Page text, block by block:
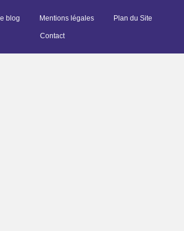
blog Mentions légales Plan du Site
Contact